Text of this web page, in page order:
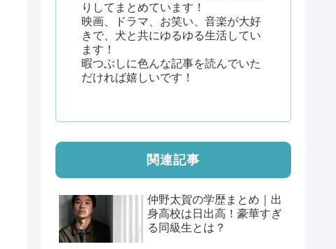
りしてまとめています！
映画、ドラマ、お笑い、音楽が大好
きで、犬と共にゆるゆる生活してい
ます！
暇つぶしに色んな記事を読んでいた
だければ嬉しいです！
関連記事
仲野太賀の学歴まとめ｜出
身高校は日出高！豪華すぎ
る同級生とは？